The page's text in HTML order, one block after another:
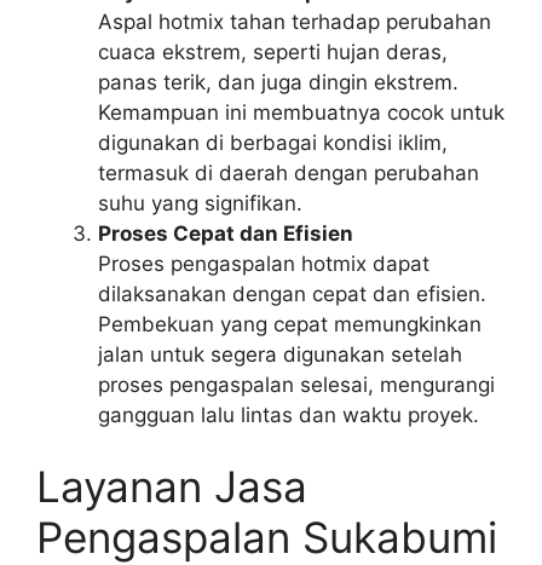
Aspal hotmix tahan terhadap perubahan
cuaca ekstrem, seperti hujan deras,
panas terik, dan juga dingin ekstrem.
Kemampuan ini membuatnya cocok untuk
digunakan di berbagai kondisi iklim,
termasuk di daerah dengan perubahan
suhu yang signifikan.
Proses Cepat dan Efisien
Proses pengaspalan hotmix dapat
dilaksanakan dengan cepat dan efisien.
Pembekuan yang cepat memungkinkan
jalan untuk segera digunakan setelah
proses pengaspalan selesai, mengurangi
gangguan lalu lintas dan waktu proyek.
Layanan Jasa
Pengaspalan Sukabumi